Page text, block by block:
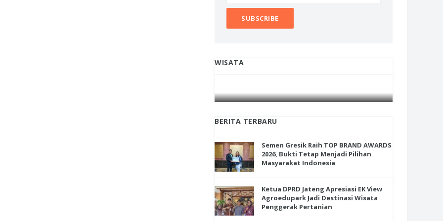
WISATA
BERITA TERBARU
Semen Gresik Raih TOP BRAND AWARDS
2026, Bukti Tetap Menjadi Pilihan
Masyarakat Indonesia
Ketua DPRD Jateng Apresiasi EK View
Agroedupark Jadi Destinasi Wisata
Penggerak Pertanian